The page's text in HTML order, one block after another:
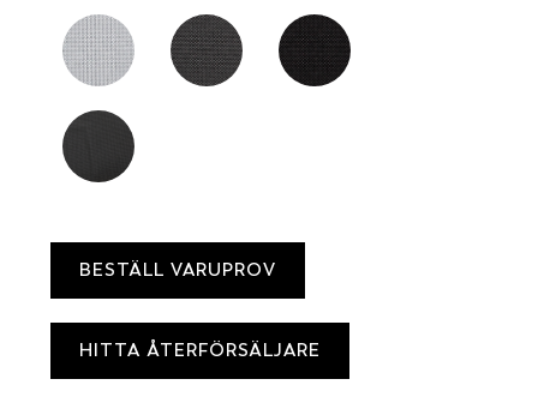
BESTÄLL VARUPROV
HITTA ÅTERFÖRSÄLJARE